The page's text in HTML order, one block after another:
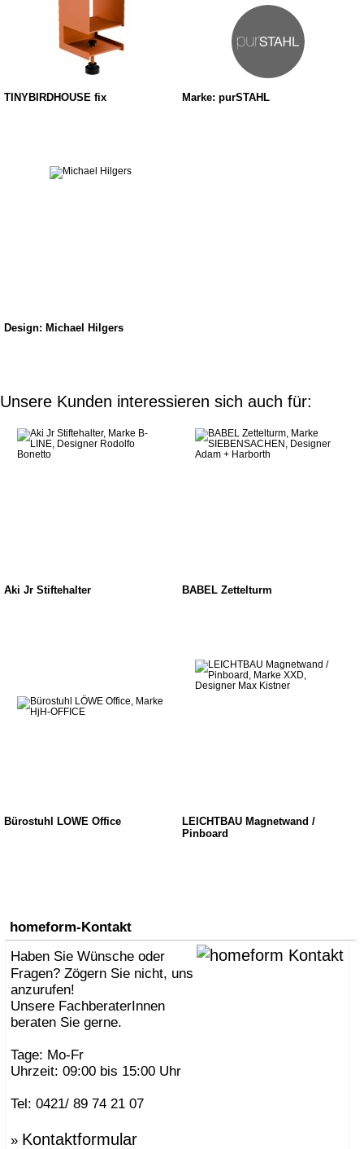
TINYBIRDHOUSE fix Marke: purSTAHL
Design: Michael Hilgers
Unsere Kunden interessieren sich auch für:
Aki Jr Stiftehalter BABEL Zettelturm
Bürostuhl LÖWE Office
LEICHTBAU Magnetwand /
Pinboard
homeform-Kontakt
Haben Sie Wünsche oder
Fragen? Zögern Sie nicht, uns
anzurufen!
Unsere FachberaterInnen
beraten Sie gerne.
Tage: Mo-Fr
Uhrzeit: 09:00 bis 15:00 Uhr
Tel: 0421/ 89 74 21 07
» Kontaktformular